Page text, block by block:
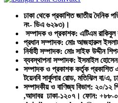
ঢাকা থেকে প্রকাশিত জাতীয় দৈনিক
নং- ডিএ ৬২৯৩)।
সম্পাদক ও প্রকাশক: এটিএম রাকিবুল
প্রধান সম্পাদক: মোঃ আজহারুল
নির্বাহী সম্পাদক: মোঃ সাইফ উদ্দীন
ব্যবস্থাপনা সম্পাদক: ইসমাইল
সম্পাদক ও প্রকাশক কর্তৃক প্রকাশিত
টয়েনবি সার্কুলার রোড, মতিঝিল বা/এ,
সম্পাদকীয় ও বাণিজ্য বিভাগ: ২০/১২
,আদাবর ঢাকা-১২০৭। ফোন: +৮৮-